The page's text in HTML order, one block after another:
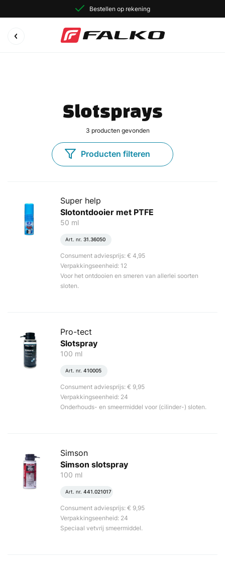
Bestellen op rekening
Slotsprays
3 producten gevonden
Producten filteren
Super help
Slotontdooier met PTFE
50 ml
Art. nr. 31.36050
Consument adviesprijs: € 4,95
Verpakkingseenheid: 12
Voor het ontdooien en smeren van allerlei soorten
sloten.
Pro-tect
Slotspray
100 ml
Art. nr. 410005
Consument adviesprijs: € 9,95
Verpakkingseenheid: 24
Onderhouds- en smeermiddel voor (cilinder-) sloten.
Simson
Simson slotspray
100 ml
Art. nr. 441.021017
Consument adviesprijs: € 9,95
Verpakkingseenheid: 24
Speciaal vetvrij smeermiddel.